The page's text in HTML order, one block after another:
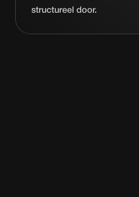
structureel door.